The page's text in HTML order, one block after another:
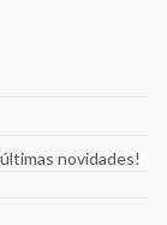
novidades!